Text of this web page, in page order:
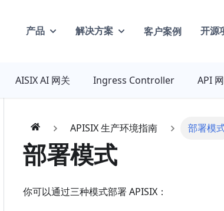
产品 解决方案 客户案例 开源
AISIX AI 网关 Ingress Controller API
APISIX 生产环境指南 部署模
部署模式
你可以通过三种模式部署 APISIX：